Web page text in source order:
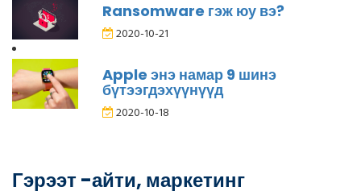
Ransomware гэж юу вэ?
2020-10-21
Apple энэ намар 9 шинэ
бүтээгдэхүүнүүд
2020-10-18
Гэрээт -айти, маркетинг